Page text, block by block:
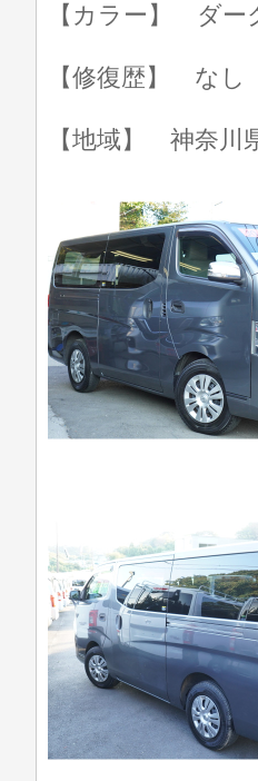
【カラー】 ダー
【修復歴】 なし
【地域】 神奈川